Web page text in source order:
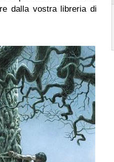
dalla vostra libreria di